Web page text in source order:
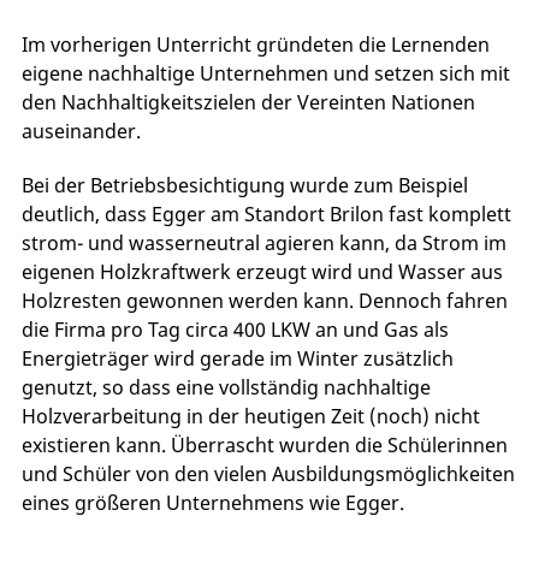
Im vorherigen Unterricht gründeten die Lernenden
eigene nachhaltige Unternehmen und setzen sich mit
den Nachhaltigkeitszielen der Vereinten Nationen
auseinander.
Bei der Betriebsbesichtigung wurde zum Beispiel
deutlich, dass Egger am Standort Brilon fast komplett
strom- und wasserneutral agieren kann, da Strom im
eigenen Holzkraftwerk erzeugt wird und Wasser aus
Holzresten gewonnen werden kann. Dennoch fahren
die Firma pro Tag circa 400 LKW an und Gas als
Energieträger wird gerade im Winter zusätzlich
genutzt, so dass eine vollständig nachhaltige
Holzverarbeitung in der heutigen Zeit (noch) nicht
existieren kann. Überrascht wurden die Schülerinnen
und Schüler von den vielen Ausbildungsmöglichkeiten
eines größeren Unternehmens wie Egger.